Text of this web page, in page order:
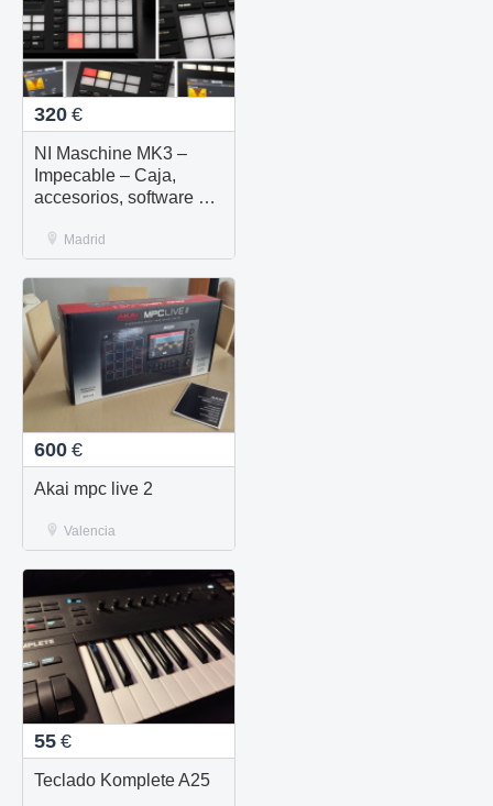
320 €
NI Maschine MK3 –
Impecable – Caja,
accesorios, software y
Madrid
600 €
Akai mpc live 2
Valencia
55 €
Teclado Komplete A25